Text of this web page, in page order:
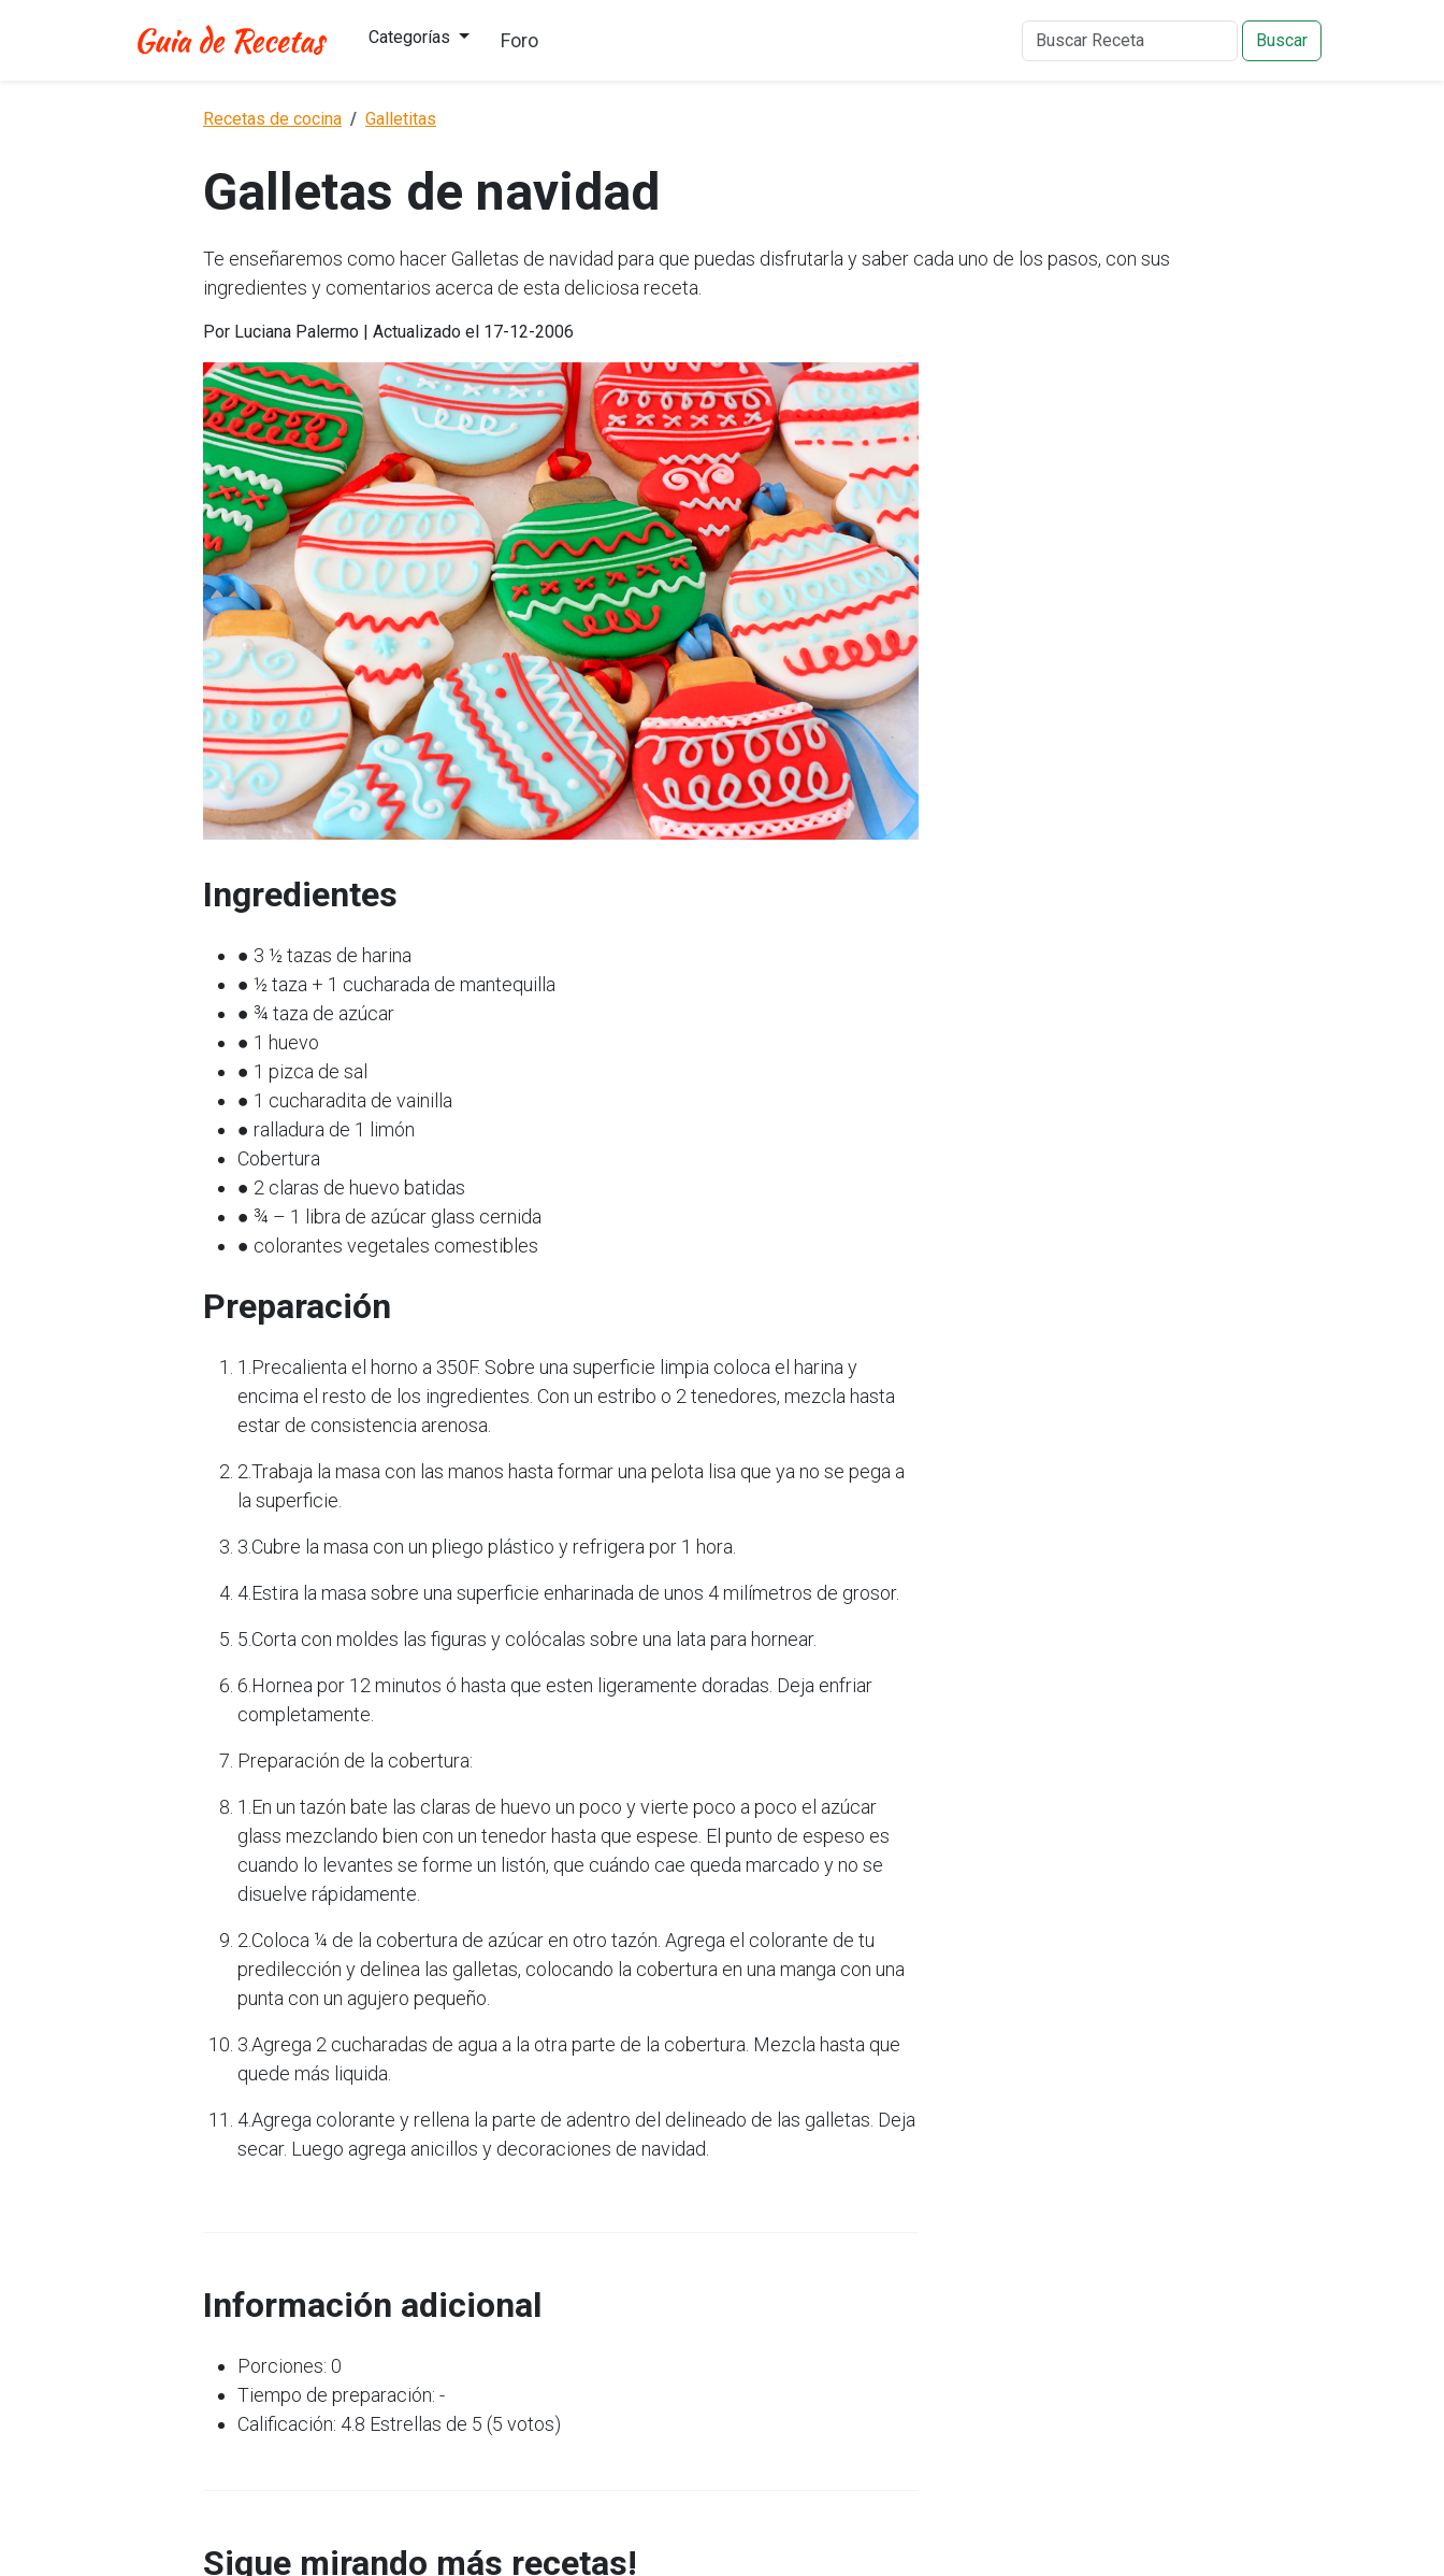
Categorías Foro Buscar
Recetas de cocina Galletitas
Galletas de navidad
Te enseñaremos como hacer Galletas de navidad para que puedas disfrutarla y saber cada uno de los pasos, con sus
ingredientes y comentarios acerca de esta deliciosa receta.
Por Luciana Palermo | Actualizado el 17-12-2006
Ingredientes
● 3 ½ tazas de harina
● ½ taza + 1 cucharada de mantequilla
● ¾ taza de azúcar
● 1 huevo
● 1 pizca de sal
● 1 cucharadita de vainilla
● ralladura de 1 limón
Cobertura
● 2 claras de huevo batidas
● ¾ – 1 libra de azúcar glass cernida
● colorantes vegetales comestibles
Preparación
1.Precalienta el horno a 350F. Sobre una superficie limpia coloca el harina y
encima el resto de los ingredientes. Con un estribo o 2 tenedores, mezcla hasta
estar de consistencia arenosa.
2.Trabaja la masa con las manos hasta formar una pelota lisa que ya no se pega a
la superficie.
3.Cubre la masa con un pliego plástico y refrigera por 1 hora.
4.Estira la masa sobre una superficie enharinada de unos 4 milímetros de grosor.
5.Corta con moldes las figuras y colócalas sobre una lata para hornear.
6.Hornea por 12 minutos ó hasta que esten ligeramente doradas. Deja enfriar
completamente.
Preparación de la cobertura:
1.En un tazón bate las claras de huevo un poco y vierte poco a poco el azúcar
glass mezclando bien con un tenedor hasta que espese. El punto de espeso es
cuando lo levantes se forme un listón, que cuándo cae queda marcado y no se
disuelve rápidamente.
2.Coloca ¼ de la cobertura de azúcar en otro tazón. Agrega el colorante de tu
predilección y delinea las galletas, colocando la cobertura en una manga con una
punta con un agujero pequeño.
3.Agrega 2 cucharadas de agua a la otra parte de la cobertura. Mezcla hasta que
quede más liquida.
4.Agrega colorante y rellena la parte de adentro del delineado de las galletas. Deja
secar. Luego agrega anicillos y decoraciones de navidad.
Información adicional
Porciones: 0
Tiempo de preparación: -
Calificación: 4.8 Estrellas de 5 (5 votos)
Sigue mirando más recetas!